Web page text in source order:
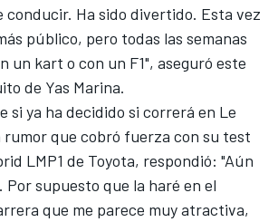
conducir. Ha sido divertido. Esta vez
público, pero todas las semanas
un kart o con un F1", aseguró este
de Yas Marina.
si ya ha decidido si correrá en Le
rumor que cobró fuerza con su test
LMP1 de Toyota, respondió: "Aún
Por supuesto que la haré en el
que me parece muy atractiva,